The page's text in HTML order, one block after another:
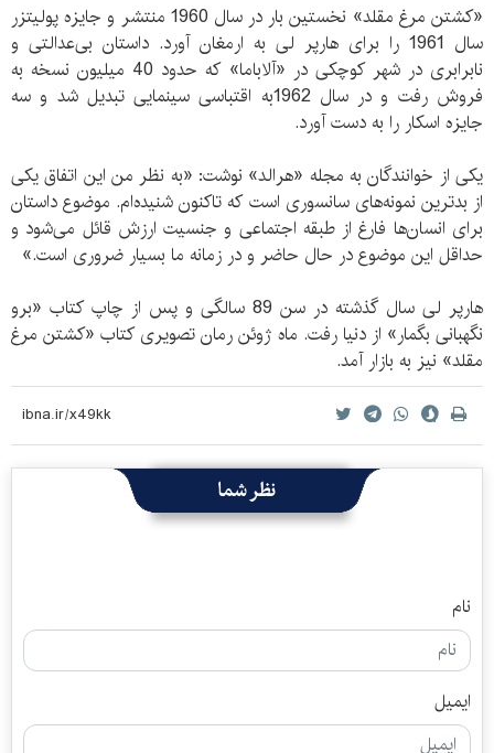
«کشتن مرغ مقلد» نخستین بار در سال 1960 منتشر و جایزه پولیتزر
سال 1961 را برای هارپر لی به ارمغان آورد. داستان بی‌عدالتی و
نابرابری در شهر کوچکی در «آلاباما» که حدود 40 میلیون نسخه به
فروش رفت و در سال 1962به اقتباسی سینمایی تبدیل شد و سه
جایزه اسکار را به دست آورد.
یکی از خوانندگان به مجله «هرالد» نوشت: «به نظر من این اتفاق یکی
از بدترین نمونه‌های سانسوری است که تاکنون شنیده‌ام. موضوع داستان
برای انسان‌ها فارغ از طبقه اجتماعی و جنسیت ارزش قائل می‌شود و
حداقل این موضوع در حال حاضر و در زمانه ما بسیار ضروری است.»
هارپر لی سال گذشته در سن 89 سالگی و پس از چاپ کتاب «برو
نگهبانی بگمار» از دنیا رفت. ماه ژوئن رمان تصویری کتاب «کشتن مرغ
مقلد» نیز به بازار آمد.
نظر شما
نام
ایمیل